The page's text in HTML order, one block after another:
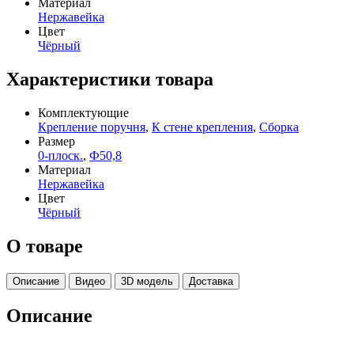
Материал
Нержавейка
Цвет
Чёрный
Характеристики товара
Комплектующие
Крепление поручня, К стене крепления, Сборка
Размер
0-плоск., Ф50,8
Материал
Нержавейка
Цвет
Чёрный
О товаре
Описание Видео 3D модель Доставка
Описание